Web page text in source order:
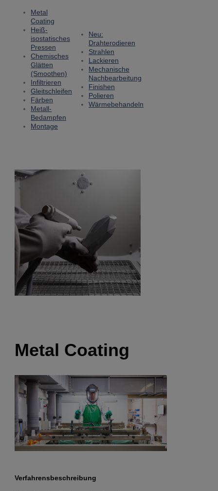
Metal
Coating
Heiß-
isostatisches
Pressen
Chemisches
Glätten
(Smoothen)
Infiltrieren
Gleitschleifen
Färben
Metall-
Bedampfen
Montage
Neu:
Drahterodieren
Strahlen
Lackieren
Mechanische
Nachbearbeitung
Finishen
Polieren
Wärmebehandeln
Metal Coating
Verfahrensbeschreibung